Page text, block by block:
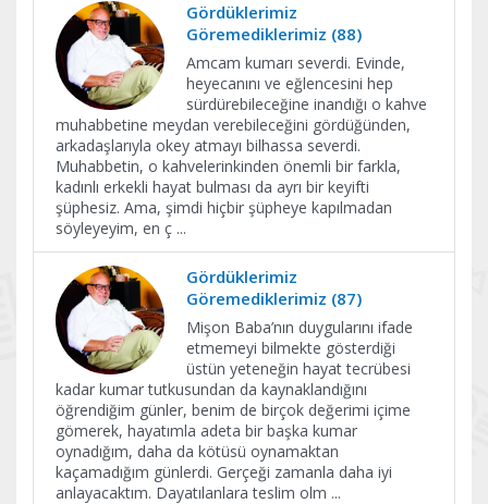
Gördüklerimiz
Göremediklerimiz (88)
Amcam kumarı severdi. Evinde,
heyecanını ve eğlencesini hep
sürdürebileceğine inandığı o kahve
muhabbetine meydan verebileceğini gördüğünden,
arkadaşlarıyla okey atmayı bilhassa severdi.
Muhabbetin, o kahvelerinkinden önemli bir farkla,
kadınlı erkekli hayat bulması da ayrı bir keyifti
şüphesiz. Ama, şimdi hiçbir şüpheye kapılmadan
söyleyeyim, en ç ...
Gördüklerimiz
Göremediklerimiz (87)
Mişon Baba’nın duygularını ifade
etmemeyi bilmekte gösterdiği
üstün yeteneğin hayat tecrübesi
kadar kumar tutkusundan da kaynaklandığını
öğrendiğim günler, benim de birçok değerimi içime
gömerek, hayatımla adeta bir başka kumar
oynadığım, daha da kötüsü oynamaktan
kaçamadığım günlerdi. Gerçeği zamanla daha iyi
anlayacaktım. Dayatılanlara teslim olm ...